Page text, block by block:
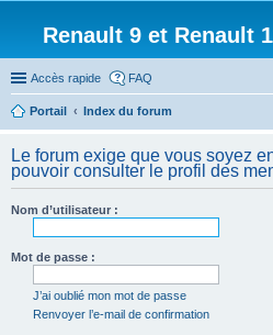
Renault 9 et Renault
Accès rapide FAQ
Portail
Index du forum
Le forum exige que vous soyez
pouvoir consulter le profil des
Nom d’utilisateur :
Mot de passe :
J’ai oublié mon mot de passe
Renvoyer l’e-mail de confirmation